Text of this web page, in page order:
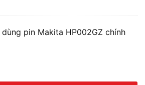
pin Makita HP002GZ chính
pin Makita HP002GZ (Chưa kèm Pin